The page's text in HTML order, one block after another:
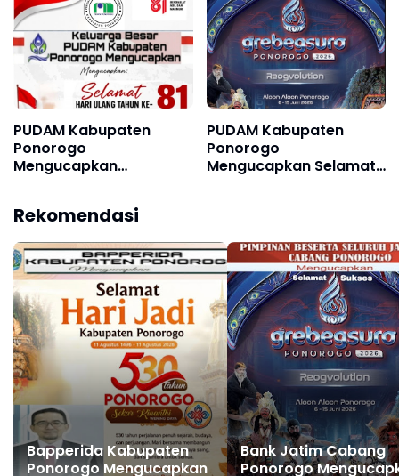
Agustus 1496 - 11
Agustus 2026
Agustus 1496 - 11
Agustus 2026
PUDAM Kabupaten
Ponorogo
Mengucapkan
Agustus 1945 - 17
Agustus 2026
PUDAM Kabupaten
Ponorogo
Mengucapkan Selamat
Nasional Reyog
Ponorogo XXXI Tahun
2026
Rekomendasi
Bapperida Kabupaten
Ponorogo Mengucapkan
Bank Jatim Cabang
Ponorogo